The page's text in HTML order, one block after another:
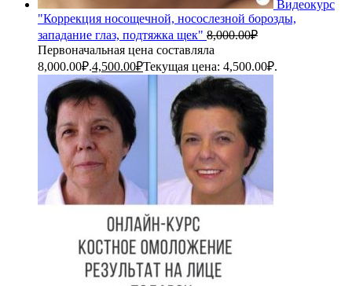
Видеокурс
"Коррекция носощечной, носослезной борозды,
западание глаз, подтяжка щек" 8,000.00₽
Первоначальная цена составляла
8,000.00₽.4,500.00₽Текущая цена: 4,500.00₽.